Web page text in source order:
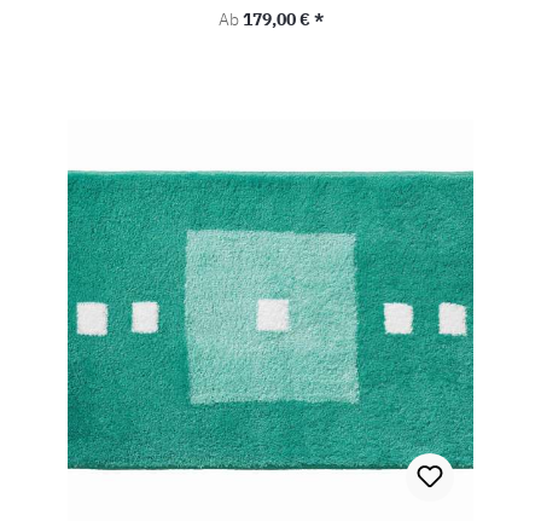
Regulärer Preis:
Ab179,00 € *